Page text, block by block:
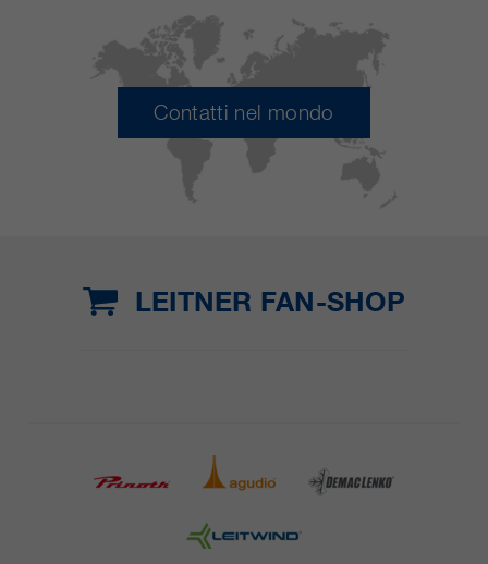
Contatti nel mondo
LEITNER FAN-SHOP